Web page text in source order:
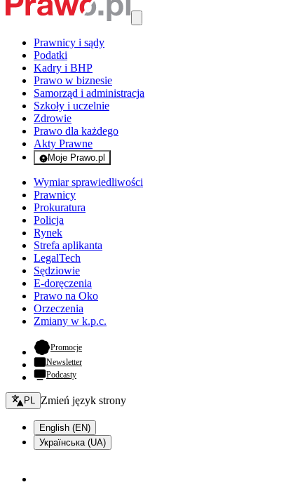
Prawnicy i sądy
Podatki
Kadry i BHP
Prawo w biznesie
Samorząd i administracja
Szkoły i uczelnie
Zdrowie
Prawo dla każdego
Akty Prawne
Moje Prawo.pl
- rejestracja i logowanie do serwisu
Wymiar sprawiedliwości
Prawnicy
Prokuratura
Policja
Rynek
Strefa aplikanta
LegalTech
Sędziowie
E-doręczenia
Prawo na Oko
Orzeczenia
Zmiany w k.p.c.
Promocje- otwiera się w nowej karcie
Newsletter
Podcasty
Zmień język - bieżący:
PL Zmień język strony
English (EN)
Українська (UA)